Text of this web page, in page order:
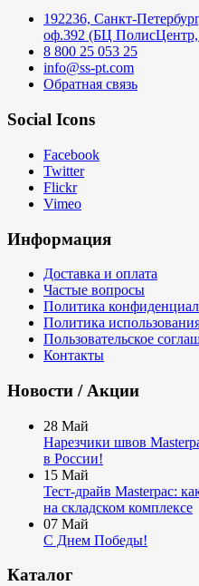
192236, Санкт-
оф.392 (БЦ ПолисЦентр,
8 800 25 053 25
info@ss-pt.com
Обратная связь
Social Icons
Facebook
Twitter
Flickr
Vimeo
Информация
Доставка и оплата
Частые вопросы
Политика
Политика
Пользовательское
Контакты
Новости / Акции
28 Май
Нарезчики швов
в России!
15 Май
Тест-драйв Masterpac:
на складском комплексе
07 Май
С Днем Победы!
Каталог